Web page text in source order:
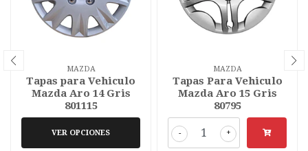
MAZDA
Tapas para Vehiculo
Mazda Aro 14 Gris
801115
VER OPCIONES
MAZDA
Tapas Para Vehiculo
Mazda Aro 15 Gris
80795
+
-